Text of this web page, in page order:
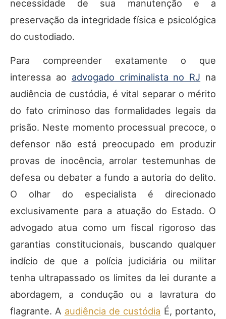
necessidade de sua manutenção e a
preservação da integridade física e psicológica
do custodiado.
Para compreender exatamente o que
interessa ao advogado criminalista no RJ na
audiência de custódia, é vital separar o mérito
do fato criminoso das formalidades legais da
prisão. Neste momento processual precoce, o
defensor não está preocupado em produzir
provas de inocência, arrolar testemunhas de
defesa ou debater a fundo a autoria do delito.
O olhar do especialista é direcionado
exclusivamente para a atuação do Estado. O
advogado atua como um fiscal rigoroso das
garantias constitucionais, buscando qualquer
indício de que a polícia judiciária ou militar
tenha ultrapassado os limites da lei durante a
abordagem, a condução ou a lavratura do
flagrante. A audiência de custódia É, portanto,